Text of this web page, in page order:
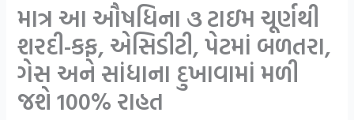
માત્ર આ ઔષધિના ૩ ટાઇમ ચૂર્ણથી
શરદી-કફ, એસિડીટી, પેટમાં બળતરા,
ગેસ અને સાંધાના દુખાવામાં મળી
જશે 100% રાહત